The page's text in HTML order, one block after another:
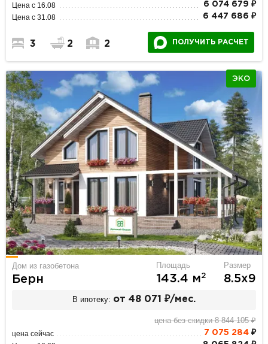
Цена с 16.08 6 074 679 ₽
Цена с 31.08 6 447 686 ₽
3 2 2 ПОЛУЧИТЬ РАСЧЕТ
ЭКО
Дом из газобетона
Берн
Площадь
143.4 м2
Размер
8.5х9
В ипотеку: от 48 071 ₽/мес.
цена без скидки 8 844 105 ₽
цена сейчас 7 075 284₽